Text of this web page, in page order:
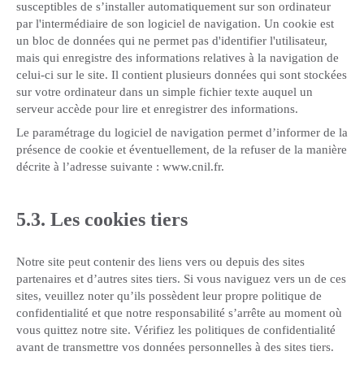
susceptibles de s’installer automatiquement sur son ordinateur
par l'intermédiaire de son logiciel de navigation. Un cookie est
un bloc de données qui ne permet pas d'identifier l'utilisateur,
mais qui enregistre des informations relatives à la navigation de
celui-ci sur le site. Il contient plusieurs données qui sont stockées
sur votre ordinateur dans un simple fichier texte auquel un
serveur accède pour lire et enregistrer des informations.
Le paramétrage du logiciel de navigation permet d’informer de la
présence de cookie et éventuellement, de la refuser de la manière
décrite à l’adresse suivante : www.cnil.fr.
5.3. Les cookies tiers
Notre site peut contenir des liens vers ou depuis des sites
partenaires et d’autres sites tiers. Si vous naviguez vers un de ces
sites, veuillez noter qu’ils possèdent leur propre politique de
confidentialité et que notre responsabilité s’arrête au moment où
vous quittez notre site. Vérifiez les politiques de confidentialité
avant de transmettre vos données personnelles à des sites tiers.